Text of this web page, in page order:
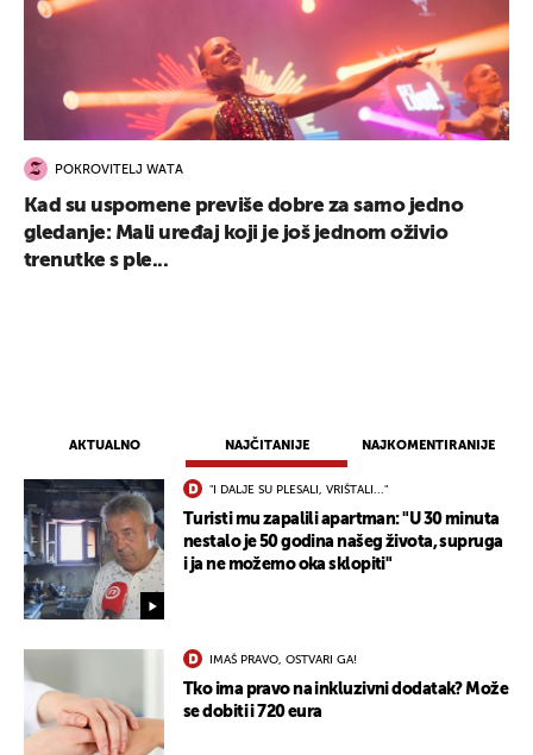
AKTUALNO NAJČITANIJE NAJKOMENTIRANIJE
"I DALJE SU PLESALI, VRIŠTALI..."
Turisti mu zapalili apartman: "U 30 minuta
nestalo je 50 godina našeg života, supruga
i ja ne možemo oka sklopiti"
IMAŠ PRAVO, OSTVARI GA!
Tko ima pravo na inkluzivni dodatak? Može
se dobiti i 720 eura
POKROVITELJ WATA
Kad su uspomene previše dobre za samo jedno
gledanje: Mali uređaj koji je još jednom oživio
trenutke s ple...